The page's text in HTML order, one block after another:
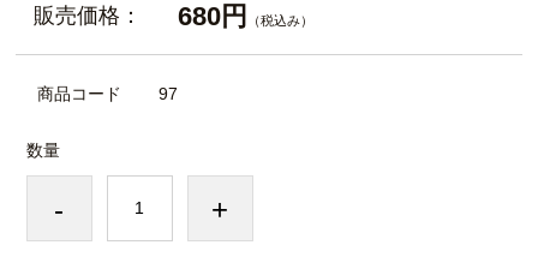
販売価格： 680円 （税込み）
商品コード 97
数量
- +